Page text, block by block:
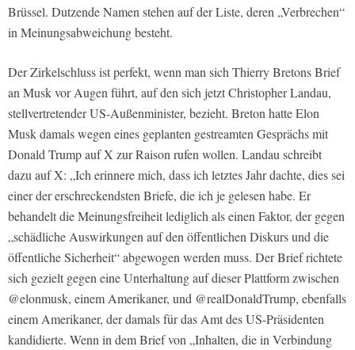
Brüssel. Dutzende Namen stehen auf der Liste, deren „Verbrechen“
in Meinungsabweichung besteht.
Der Zirkelschluss ist perfekt, wenn man sich Thierry Bretons Brief
an Musk vor Augen führt, auf den sich jetzt Christopher Landau,
stellvertretender US-Außenminister, bezieht. Breton hatte Elon
Musk damals wegen eines geplanten gestreamten Gesprächs mit
Donald Trump auf X zur Raison rufen wollen. Landau schreibt
dazu auf X: „Ich erinnere mich, dass ich letztes Jahr dachte, dies sei
einer der erschreckendsten Briefe, die ich je gelesen habe. Er
behandelt die Meinungsfreiheit lediglich als einen Faktor, der gegen
„schädliche Auswirkungen auf den öffentlichen Diskurs und die
öffentliche Sicherheit“ abgewogen werden muss. Der Brief richtete
sich gezielt gegen eine Unterhaltung auf dieser Plattform zwischen
@elonmusk, einem Amerikaner, und @realDonaldTrump, ebenfalls
einem Amerikaner, der damals für das Amt des US-Präsidenten
kandidierte. Wenn in dem Brief von „Inhalten, die in Verbindung